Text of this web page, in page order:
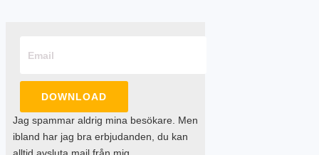
DOWNLOAD
Jag spammar aldrig mina besökare. Men
ibland har jag bra erbjudanden, du kan